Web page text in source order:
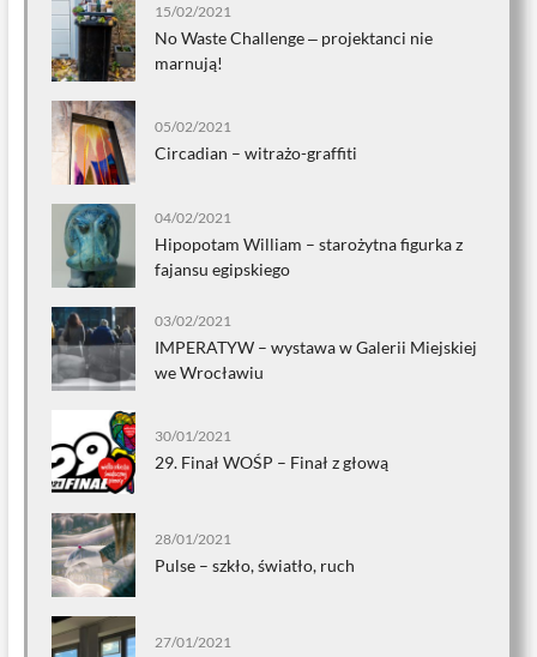
15/02/2021
No Waste Challenge ‒ projektanci nie
marnują!
05/02/2021
Circadian – witrażo-graffiti
04/02/2021
Hipopotam William – starożytna figurka z
fajansu egipskiego
03/02/2021
IMPERATYW – wystawa w Galerii Miejskiej
we Wrocławiu
30/01/2021
29. Finał WOŚP – Finał z głową
28/01/2021
Pulse – szkło, światło, ruch
27/01/2021